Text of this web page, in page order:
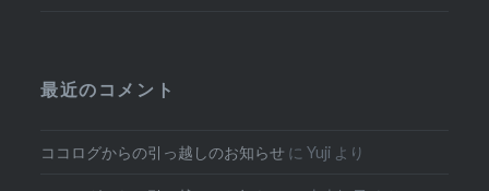
最近のコメント
ココログからの引っ越しのお知らせ にYuji より